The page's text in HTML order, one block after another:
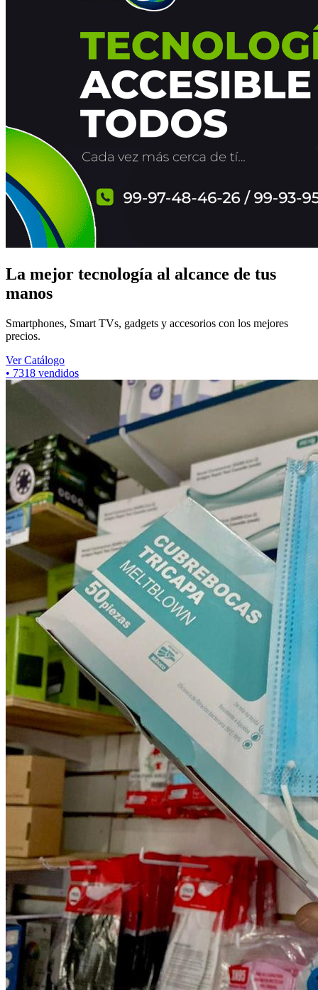
La mejor tecnología al alcance de tus
manos
Smartphones, Smart TVs, gadgets y accesorios con los mejores
precios.
Ver Catálogo
• 7318 vendidos